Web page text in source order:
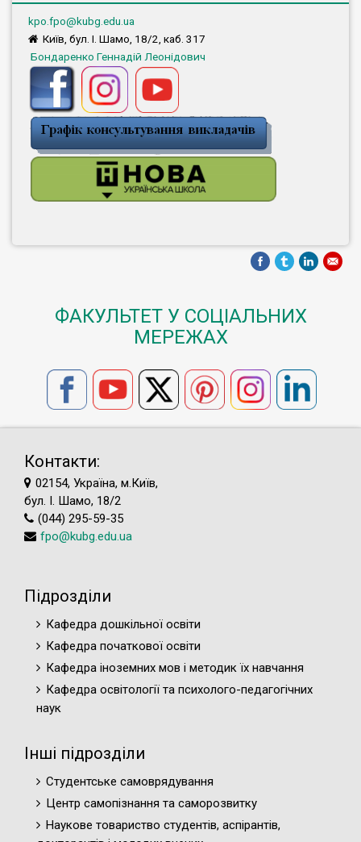
kpo.fpo@kubg.edu.ua
Київ, бул. І. Шамо, 18/2, каб. 317
Бондаренко Геннадій Леонідович
ФАКУЛЬТЕТ У СОЦІАЛЬНИХ
МЕРЕЖАХ
Контакти:
02154, Україна, м.Київ,
бул. І. Шамо, 18/2
(044) 295-59-35
fpo@kubg.edu.ua
Підрозділи
Кафедра дошкільної освіти
Кафедра початкової освіти
Кафедра іноземних мов і методик їх навчання
Кафедра освітології та психолого-педагогічних
наук
Інші підрозділи
Студентське самоврядування
Центр самопізнання та саморозвитку
Наукове товариство студентів, аспірантів,